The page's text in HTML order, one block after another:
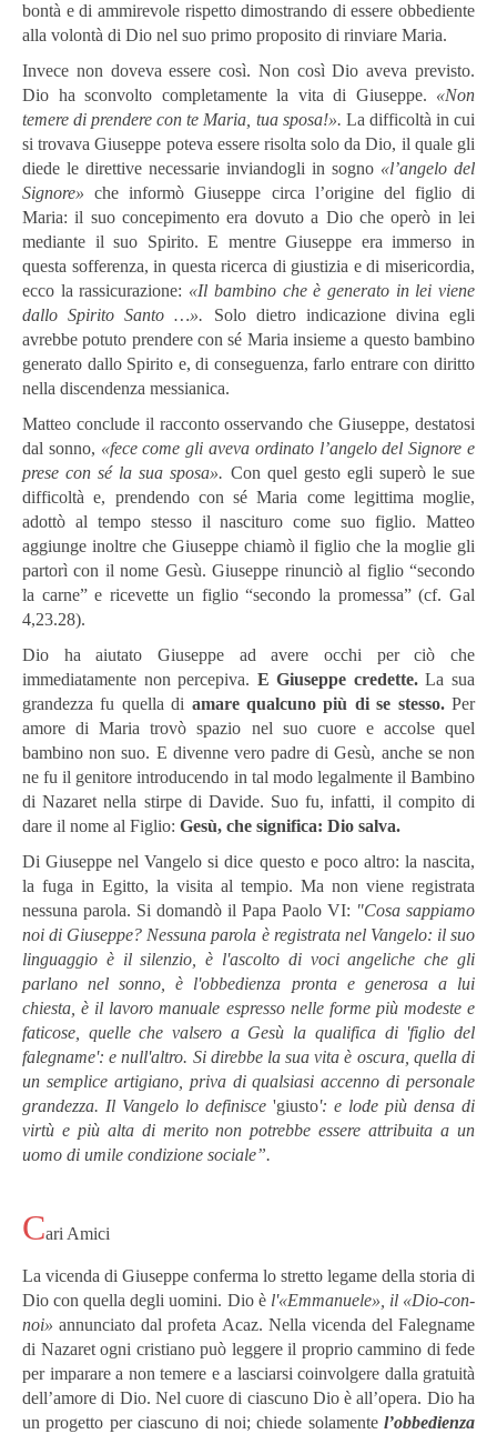
bontà e di ammirevole rispetto dimostrando di essere obbediente
alla volontà di Dio nel suo primo proposito di rinviare Maria.
Invece non doveva essere così. Non così Dio aveva previsto.
Dio ha sconvolto completamente la vita di Giuseppe. «Non
temere di prendere con te Maria, tua sposa!». La difficoltà in cui
si trovava Giuseppe poteva essere risolta solo da Dio, il quale gli
diede le direttive necessarie inviandogli in sogno «l’angelo del
Signore»che informò Giuseppe circa l’origine del figlio di
Maria: il suo concepimento era dovuto a Dio che operò in lei
mediante il suo Spirito. E mentre Giuseppe era immerso in
questa sofferenza, in questa ricerca di giustizia e di misericordia,
ecco la rassicurazione: «Il bambino che è generato in lei viene
dallo Spirito Santo …». Solo dietro indicazione divina egli
avrebbe potuto prendere con sé Maria insieme a questo bambino
generato dallo Spirito e, di conseguenza, farlo entrare con diritto
nella discendenza messianica.
Matteo conclude il racconto osservando che Giuseppe, destatosi
dal sonno, «fece come gli aveva ordinato l’angelo del Signore e
prese con sé la sua sposa». Con quel gesto egli superò le sue
difficoltà e, prendendo con sé Maria come legittima moglie,
adottò al tempo stesso il nascituro come suo figlio. Matteo
aggiunge inoltre che Giuseppe chiamò il figlio che la moglie gli
partorì con il nome Gesù. Giuseppe rinunciò al figlio “secondo
la carne” e ricevette un figlio “secondo la promessa” (cf. Gal
4,23.28).
Dio ha aiutato Giuseppe ad avere occhi per ciò che
immediatamente non percepiva. E Giuseppe credette.La sua
grandezza fu quella di a­mare qualcuno più di se stesso.Per
amore di Maria trovò spazio nel suo cuore e accolse quel
bambino non suo. E divenne vero padre di Gesù, anche se non
ne fu il ge­nitore introducendo in tal modo legalmente il Bambino
di Nazaret nella stirpe di Davide. Suo fu, infatti, il compito di
dare il nome al Figlio: Gesù, che significa: Dio salva.
Di Giuseppe nel Vangelo si dice questo e poco altro: la nascita,
la fuga in Egitto, la visita al tempio. Ma non viene registrata
nessuna parola. Si domandò il Papa Paolo VI: "Cosa sappiamo
noi di Giuseppe? Nessuna parola è registrata nel Vangelo: il suo
linguaggio è il silenzio, è l'ascolto di voci angeliche che gli
parlano nel sonno, è l'obbedienza pronta e generosa a lui
chiesta, è il lavoro manuale espresso nelle forme più modeste e
faticose, quelle che valsero a Gesù la qualifica di 'figlio del
falegname': e null'altro. Si direbbe la sua vita è oscura, quella di
un semplice artigiano, priva di qualsiasi accenno di personale
grandezza. Il Vangelo lo definisce 'giusto': e lode più densa di
virtù e più alta di merito non potrebbe essere attribuita a un
uomo di umile condizione sociale”.
Cari Amici
La vicenda di Giuseppe conferma lo stretto legame della storia di
Dio con quella degli uomini. Dio è l'«Emmanuele», il «Dio-con-
noi» annunciato dal profeta Acaz. Nella vicenda del Falegname
di Nazaret ogni cristiano può leggere il proprio cammino di fede
per imparare a non temere e a lasciarsi coinvolgere dalla gratuità
dell’amore di Dio. Nel cuore di ciascuno Dio è all’opera. Dio ha
un progetto per ciascuno di noi; chiede solamente l’obbedienza